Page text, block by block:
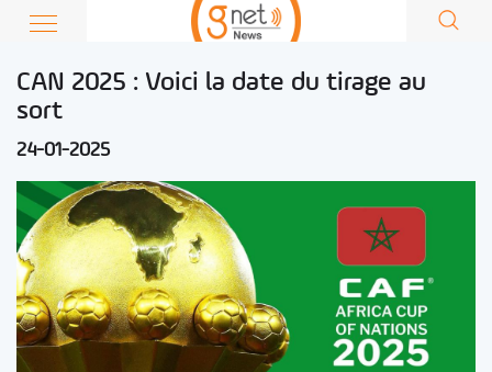
CAN 2025 : Voici la date du tirage au
sort
24-01-2025